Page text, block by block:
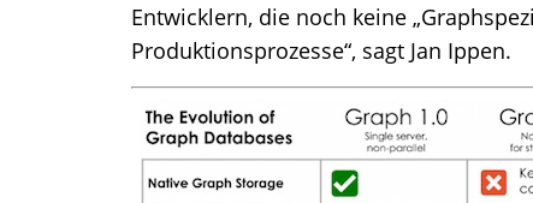
Entwicklern, die noch keine
Produktionsprozesse“, sagt Jan Ippen.